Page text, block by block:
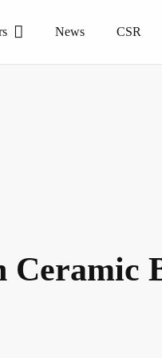
News CSR
Ceramic